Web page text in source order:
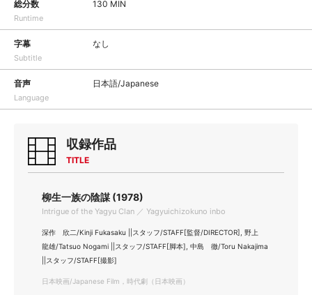
総分数
Runtime
130 MIN
字幕
Subtitle
なし
音声
Language
日本語/Japanese
収録作品
TITLE
柳生一族の陰謀 (1978)
Intrigue of the Yagyu Clan ／ Yagyuichizokuno inbo
深作 欣二/Kinji Fukasaku ||スタッフ/STAFF[監督/DIRECTOR], 野上
龍雄/Tatsuo Nogami ||スタッフ/STAFF[脚本], 中島 徹/Toru Nakajima
||スタッフ/STAFF[撮影]
日本映画/Japanese Film，時代劇（日本映画）